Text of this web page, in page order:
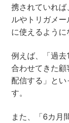
携されていれ
ルやトリガメ
に使えるように
例えば、「過
合わせてきた
配信する」とい
す。
また、「6カ月